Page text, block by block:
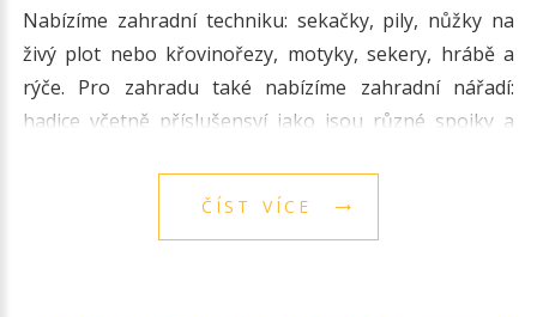
Nabízíme zahradní techniku: sekačky, pily, nůžky na
živý plot nebo křovinořezy, motyky, sekery, hrábě a
rýče. Pro zahradu také nabízíme zahradní nářadí:
hadice včetně příslušensví jako jsou různé spojky a
ČÍST VÍCE